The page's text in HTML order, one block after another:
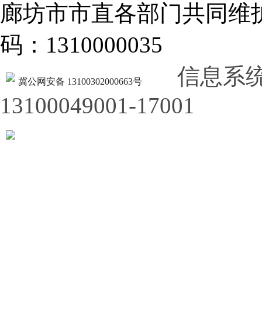
廊坊市市直各部门共同
码：1310000035
冀公网安备 13100302000663号
信息系
13100049001-17001